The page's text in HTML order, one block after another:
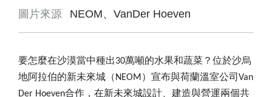
圖片來源
NEOM、VanDer Hoeven
要怎麼在沙漠當中種出30萬噸的水果和蔬菜？位於沙烏
地阿拉伯的新未來城（ NEOM ）宣布與荷蘭溫室公司 Van
Der Hoeven合作，在新未來城設計、建造與營運兩個共